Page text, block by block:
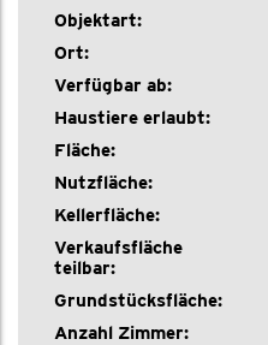
Objektart:
Ort:
Verfügbar ab:
Haustiere erlaubt:
Fläche:
Nutzfläche:
Kellerfläche:
Verkaufsfläche
teilbar:
Grundstücksfläche:
Anzahl Zimmer: